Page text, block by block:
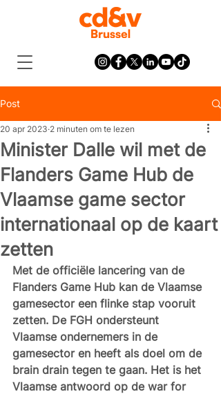
Post
Minister Dalle wil met de
Flanders Game Hub de
Vlaamse game sector
internationaal op de kaart
zetten
20 apr 2023 2 minuten om te lezen
Met de officiële lancering van de
Flanders Game Hub kan de Vlaamse
gamesector een flinke stap vooruit
zetten. De FGH ondersteunt
Vlaamse ondernemers in de
gamesector en heeft als doel om de
brain drain tegen te gaan. Het is het
Vlaamse antwoord op de war for